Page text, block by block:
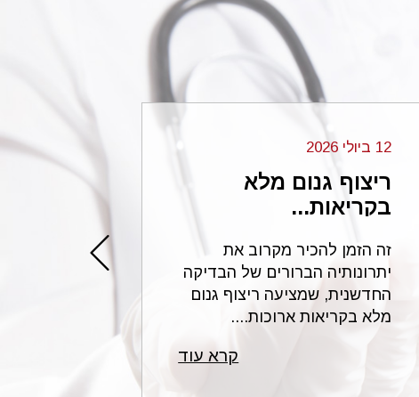
12 ביולי 2026
ריצוף גנום מלא
בקריאות...
זה הזמן להכיר מקרוב את
יתרונותיה הברורים של הבדיקה
החדשנית, שמציעה ריצוף גנום
מלא בקריאות ארוכות....
קרא עוד